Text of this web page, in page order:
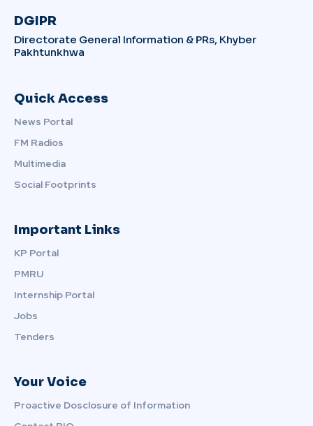
DGIPR
Directorate General Information & PRs, Khyber
Pakhtunkhwa
Quick Access
News Portal
FM Radios
Multimedia
Social Footprints
Important Links
KP Portal
PMRU
Internship Portal
Jobs
Tenders
Your Voice
Proactive Dosclosure of Information